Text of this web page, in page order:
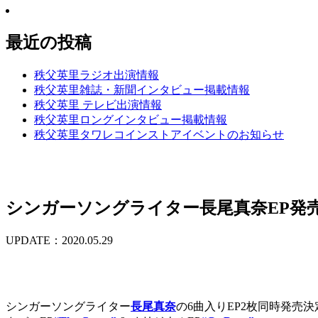
最近の投稿
秩父英里ラジオ出演情報
秩父英里雑誌・新聞インタビュー掲載情報
秩父英里 テレビ出演情報
秩父英里ロングインタビュー掲載情報
秩父英里タワレコインストアイベントのお知らせ
シンガーソングライター長尾真奈EP発
UPDATE：2020.05.29
シンガーソングライター長尾真奈の6曲入りEP2枚同時発売決